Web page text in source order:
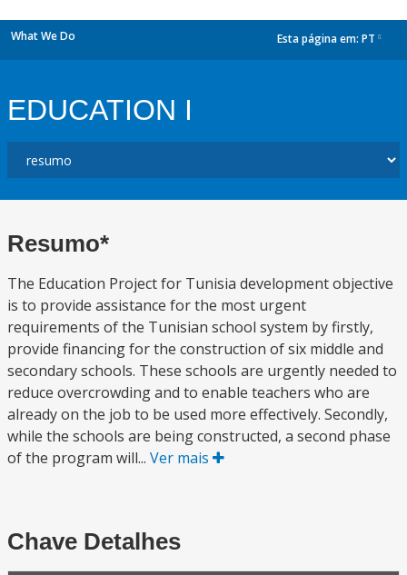
What We Do Esta página em: PT
EDUCATION I
Resumo*
The Education Project for Tunisia development objective
is to provide assistance for the most urgent
requirements of the Tunisian school system by firstly,
provide financing for the construction of six middle and
secondary schools. These schools are urgently needed to
reduce overcrowding and to enable teachers who are
already on the job to be used more effectively. Secondly,
while the schools are being constructed, a second phase
of the program will... Ver mais
Chave Detalhes